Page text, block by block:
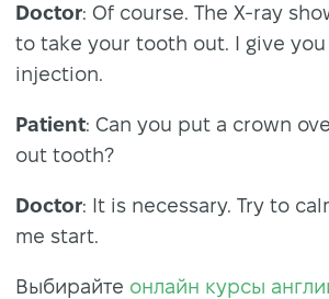
Doctor: Of course. The X-ray
to take your tooth out. I give
injection.
Patient: Can you put a crown
out tooth?
Doctor: It is necessary. Try to
me start.
Выбирайте онлайн курсы